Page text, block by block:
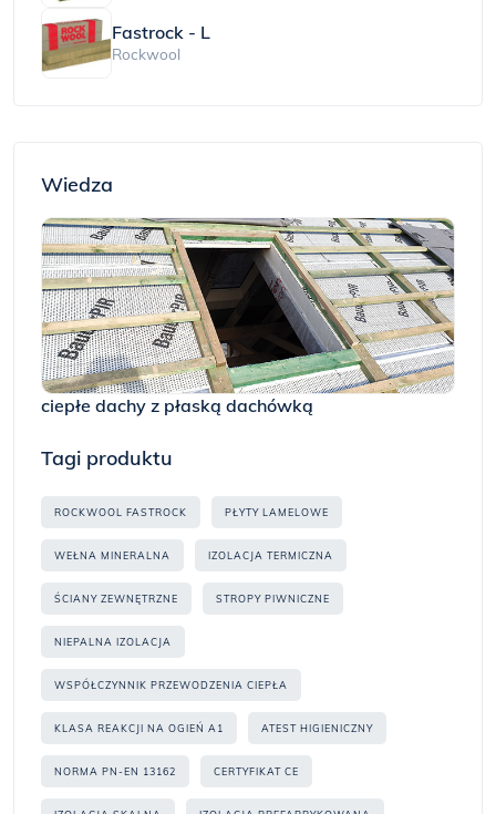
Fastrock - L
Rockwool
Wiedza
ciepłe dachy z płaską dachówką
Tagi produktu
ROCKWOOL FASTROCK PŁYTY LAMELOWE
WEŁNA MINERALNA IZOLACJA TERMICZNA
ŚCIANY ZEWNĘTRZNE STROPY PIWNICZNE
NIEPALNA IZOLACJA
WSPÓŁCZYNNIK PRZEWODZENIA CIEPŁA
KLASA REAKCJI NA OGIEŃ A1 ATEST HIGIENICZNY
NORMA PN-EN 13162 CERTYFIKAT CE